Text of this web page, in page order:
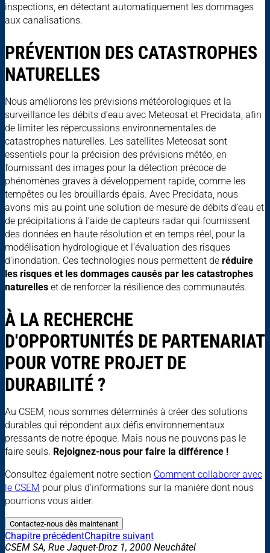
inspections, en détectant automatiquement les dommages
aux canalisations.
PRÉVENTION DES CATASTROPHES
NATURELLES
Nous améliorons les prévisions météorologiques et la
surveillance les débits d’eau avec Meteosat et Precidata, afin
de limiter les répercussions environnementales de
catastrophes naturelles. Les satellites Meteosat sont
essentiels pour la précision des prévisions météo, en
fournissant des images pour la détection précoce de
phénomènes graves à développement rapide, comme les
tempêtes ou les brouillards épais. Avec Precidata, nous
avons mis au point une solution de mesure de débits d’eau et
de précipitations à l’aide de capteurs radar qui fournissent
des données en haute résolution et en temps réel, pour la
modélisation hydrologique et l’évaluation des risques
d’inondation. Ces technologies nous permettent de réduire
les risques et les dommages causés par les catastrophes
naturelles et de renforcer la résilience des communautés.
À LA RECHERCHE
D'OPPORTUNITÉS DE PARTENARIAT
POUR VOTRE PROJET DE
DURABILITÉ ?
Au CSEM, nous sommes déterminés à créer des solutions
durables qui répondent aux défis environnementaux
pressants de notre époque. Mais nous ne pouvons pas le
faire seuls. Rejoignez-nous pour faire la différence !
Consultez également notre section Comment collaborer avec
le CSEM pour plus d'informations sur la manière dont nous
pourrions vous aider.
Contactez-nous dès maintenant
Chapitre précédentChapitre suivant
CSEM SA, Rue Jaquet-Droz 1, 2000 Neuchâtel